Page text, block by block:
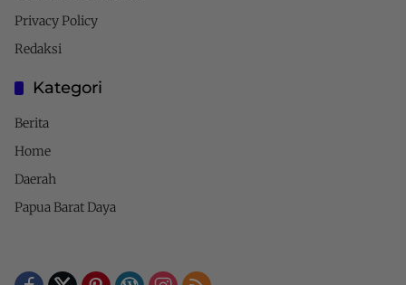
Privacy Policy
Redaksi
Kategori
Berita
Home
Daerah
Papua Barat Daya